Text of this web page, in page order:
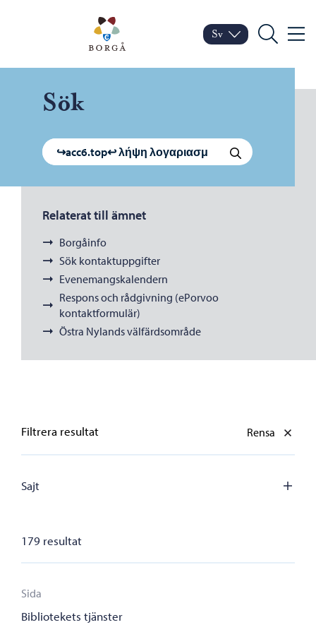
Porvoo – Gå till
Byt språk
Nuvarande språk:
Sv
Sök Meny
Sök
Sök efter: Sök
Relaterat till ämnet
Borgåinfo
Sök kontaktuppgifter
Evenemangskalendern
Respons och rådgivning (ePorvoo
kontaktformulär)
Östra Nylands välfärdsområde
Filtrera resultat Rensa
Sajt
179 resultat
Bibliotekets tjänster
Porvoo
Sida
Bibliotekets tjänster